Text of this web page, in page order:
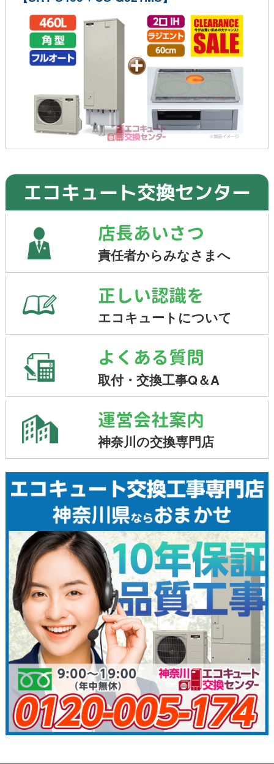
エコキュート交換センター
店長あいさつ
責任者からみなさまへ
正しい認識を
エコキュートについて
よくある質問
取付・交換工事Q＆A
運営会社案内
神奈川の交換専門店